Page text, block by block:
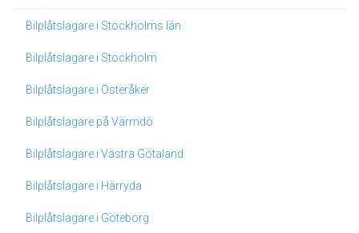
Bilplåtslagare i Stockholms län
Bilplåtslagare i Stockholm
Bilplåtslagare i Österåker
Bilplåtslagare på Värmdö
Bilplåtslagare i Västra Götaland
Bilplåtslagare i Härryda
Bilplåtslagare i Göteborg